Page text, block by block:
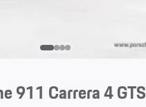
911 Carrera 4 GTS